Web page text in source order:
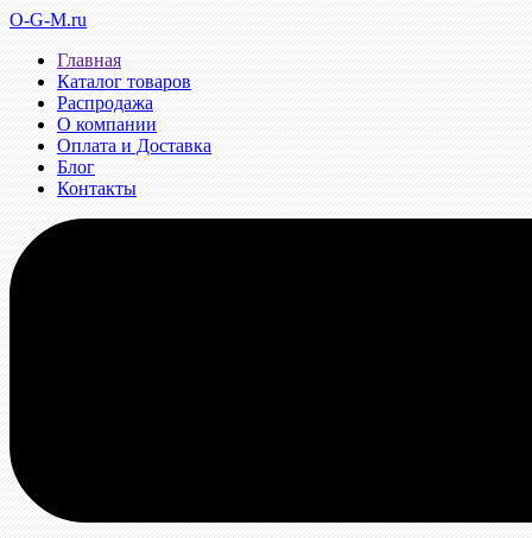
O-G-M.ru
Главная
Каталог товаров
Распродажа
О компании
Оплата и Доставка
Блог
Контакты